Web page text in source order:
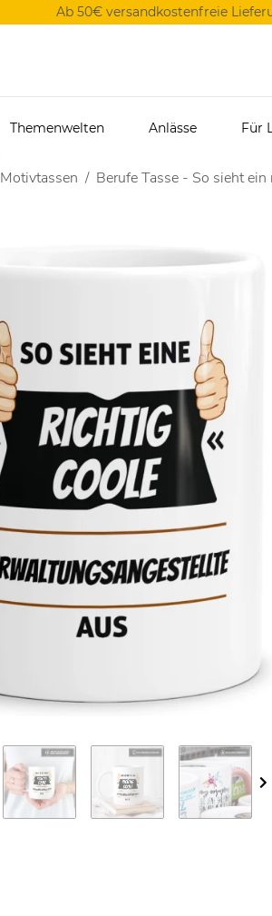
Ab 50€ versandkostenfreie
Themenwelten Anlässe Für
Motivtassen Berufe Tasse - So sieht